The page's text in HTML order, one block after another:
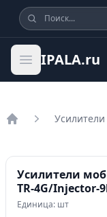
IPALA.ru
Усилители
Усилители
TR-4G/Injector-
Единица: шт